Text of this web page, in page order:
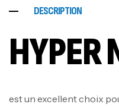
DESCRIPTION
HYPER
est un excellent choix